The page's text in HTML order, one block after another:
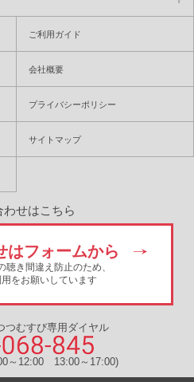
ご利用ガイド
会社概要
プライバシーポリシー
サイトマップ
わせはこちら
はフォームから
聴き間違え防止のため、
をお願いしています
つむすび専用ダイヤル
～12:00 13:00～17:00)